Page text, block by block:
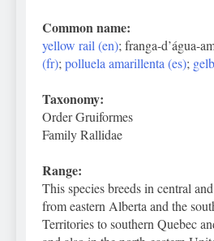
Common name:
yellow rail (en); franga-d’água-
(fr);polluela amarillenta (es);
Taxonomy:
Order Gruiformes
Family Rallidae
Range:
This species breeds in central
from eastern Alberta and the
Territories to southern Quebec